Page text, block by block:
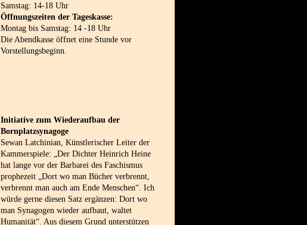
Samstag: 14-18 Uhr
Öffnungszeiten der Tageskasse:
Montag bis Samstag: 14 -18 Uhr
Die Abendkasse öffnet eine Stunde vor
Vorstellungsbeginn.
Initiative zum Wiederaufbau der
Bornplatzsynagoge
Sewan Latchinian, Künstlerischer Leiter der
Kammerspiele: „Der Dichter Heinrich Heine
hat lange vor der Barbarei des Faschismus
prophezeit „Dort wo man Bücher verbrennt,
verbrennt man auch am Ende Menschen“. Ich
würde gerne diesen Satz ergänzen: Dort wo
man Synagogen wieder aufbaut, waltet
Humanität“. Aus diesem Grund unterstützen